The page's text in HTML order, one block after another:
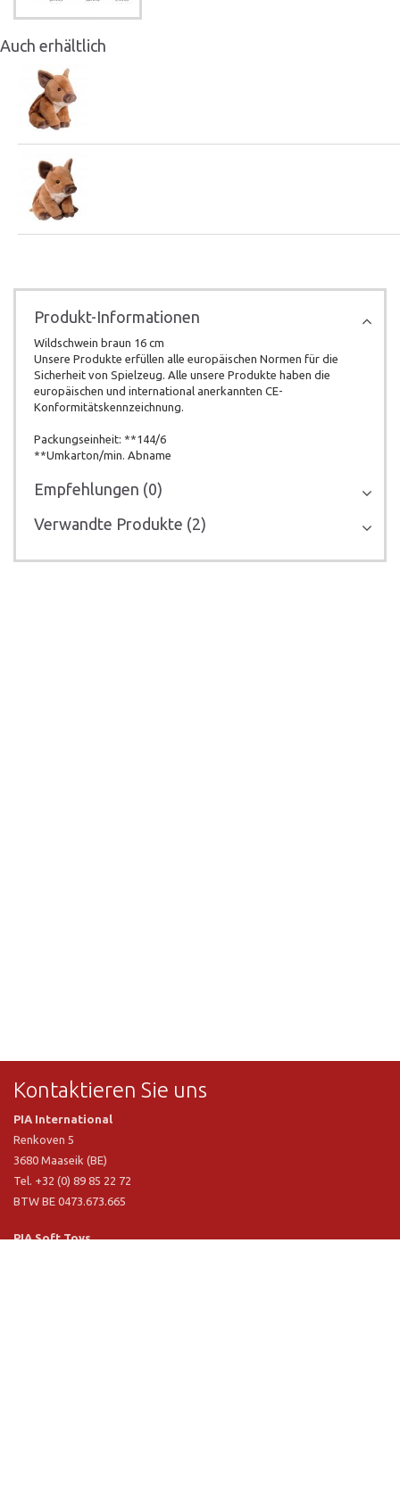
Auch erhältlich
Produkt-Informationen
Wildschwein braun 16 cm
Unsere Produkte erfüllen alle europäischen Normen für die
Sicherheit von Spielzeug. Alle unsere Produkte haben die
europäischen und international anerkannten CE-
Konformitätskennzeichnung.
Packungseinheit: **144/6
**Umkarton/min. Abname
Empfehlungen (0)
Verwandte Produkte (2)
Kontaktieren Sie uns
PIA International
Renkoven 5
3680 Maaseik (BE)
Tel. +32 (0) 89 85 22 72
BTW BE 0473.673.665
PIA Soft Toys